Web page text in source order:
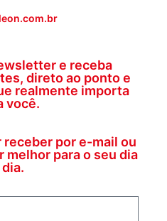
e receba
direto ao ponto e
realmente importa
você.
por e-mail ou
melhor para o seu dia
dia.